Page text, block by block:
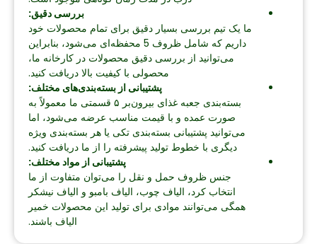
بررسی دقیق:
ما یک تیم بررسی بسیار دقیق برای تمام محصولات خود
داریم که شامل ظروف 5 محفظه‌ای می‌شود، بنابراین
می‌توانید از بررسی دقیق محصولات در کارخانه ما،
محصولی با کیفیت بالا دریافت کنید.
پشتیبانی از بسته‌بندی‌های مختلف:
بسته‌بندی جعبه غذای بیرون‌بر ۵ قسمتی ما معمولاً به
صورت عمده و با قیمت مناسب عرضه می‌شود، اما
می‌توانید پشتیبانی بسته‌بندی تکی یا هر بسته‌بندی ویژه
دیگری با خطوط تولید پیشرفته را از ما دریافت کنید.
پشتیبانی از مواد مختلف:
جنس ظروف حمل و نقل را می‌توان متفاوت از ما
انتخاب کرد، الیاف چوب، الیاف بامبو و الیاف نیشکر
همگی می‌توانند موادی برای تولید این محصولات خمیر
الیاف باشند.